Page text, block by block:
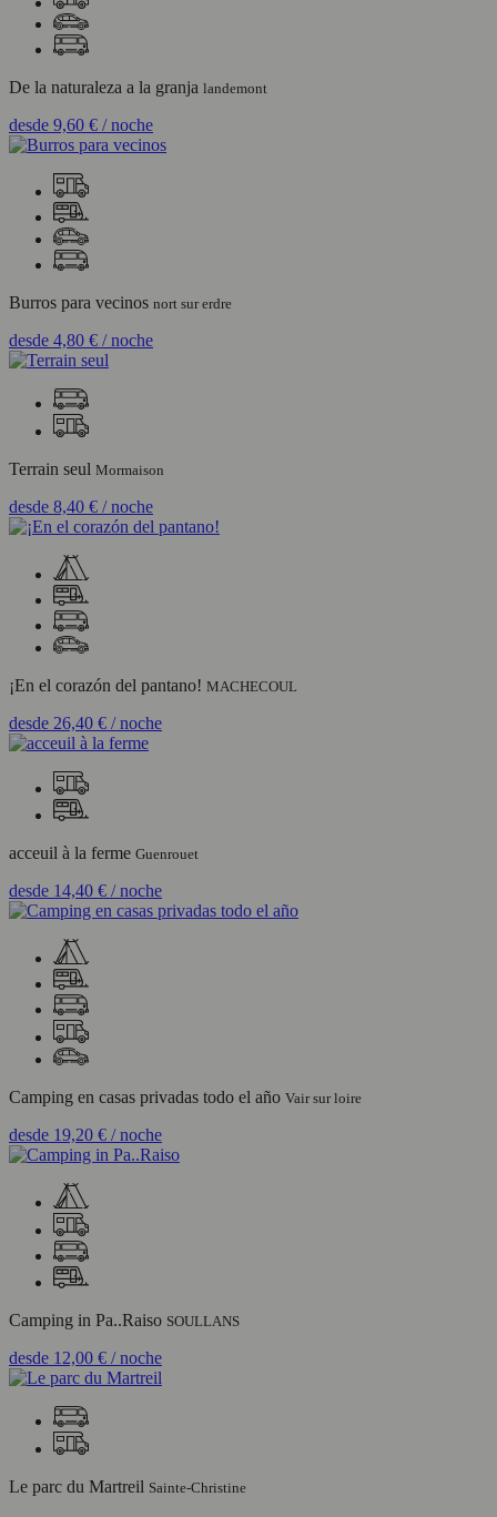
De la naturaleza a la granja landemont
desde 9,60 € / noche
Burros para vecinos nort sur erdre
desde 4,80 € / noche
Terrain seul Mormaison
desde 8,40 € / noche
¡En el corazón del pantano! MACHECOUL
desde 26,40 € / noche
acceuil à la ferme Guenrouet
desde 14,40 € / noche
Camping en casas privadas todo el año Vair sur loire
desde 19,20 € / noche
Camping in Pa..Raiso SOULLANS
desde 12,00 € / noche
Le parc du Martreil Sainte-Christine